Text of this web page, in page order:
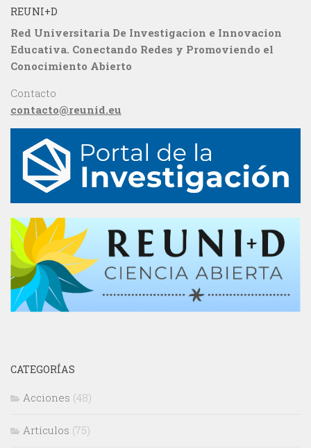
REUNI+D
Red Universitaria De Investigacion e Innovacion
Educativa. Conectando Redes y Promoviendo el
Conocimiento Abierto
Contacto
contacto@reunid.eu
CATEGORÍAS
Acciones (48)
Artículos (75)